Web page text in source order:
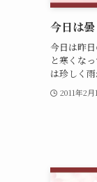
今日は
今日は昨
と寒くな
は珍しく雨
2011年2月